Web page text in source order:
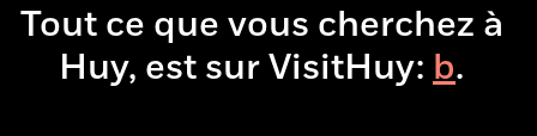
Tout ce que vous cherchez à
Huy, est sur VisitHuy:boire